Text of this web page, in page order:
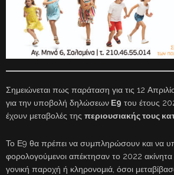
Σημειώνεται πως παράταση για τις 12
για την υποβολή δηλώσεων Ε9 του έτους
έχουν μεταβολές της περιουσιακής τους
Το Ε9 θα πρέπει να συμπληρώσουν και να
φορολογούμενοι απέκτησαν το 2022
γονική παροχή ή κληρονομιά, όσοι